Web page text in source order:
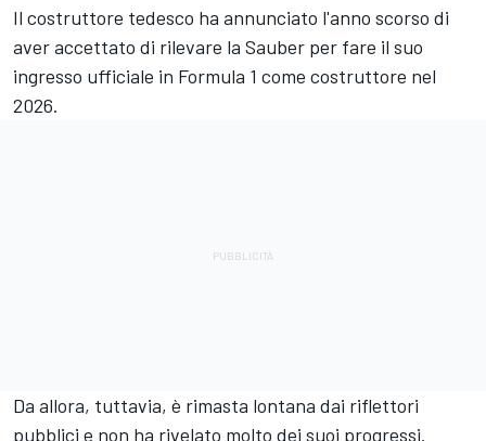
Il costruttore tedesco ha annunciato l'anno scorso di
aver accettato di rilevare la Sauber per fare il suo
ingresso ufficiale in Formula 1 come costruttore nel
2026.
Da allora, tuttavia, è rimasta lontana dai riflettori
pubblici e non ha rivelato molto dei suoi progressi.